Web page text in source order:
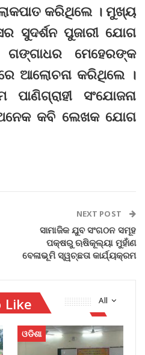
କରିଥିଲେ । ମୁଖ୍ୟ
ସୁଦର୍ଶନ ପୁଜାରୀ ଯୋଗ
ମେହେରଙ୍କ
ଆଲୋଚନା କରିଥିଲେ ।
ସଂଯୋଜନା
କବି ଲେଖକ ଯୋଗ
NEXT POST
ସାମାଜିକ ଯୁବ ସଂଗଠନ ସମୂହ
ପକ୍ଷରୁ ଋଷିକୂଲ୍ୟା ମୁହାଁଣ
ବେଳାଭୂମି ସ୍ୱଚ୍ଛତା କାର୍ଯ୍ୟକ୍ରମ
All
Like
ଓଡିଶା